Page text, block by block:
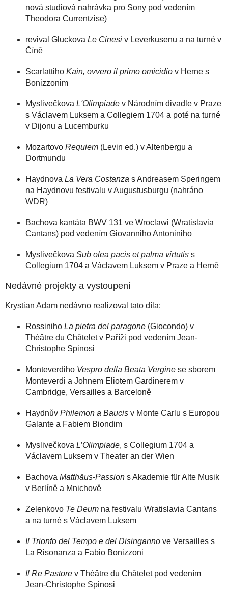
nová studiová nahrávka pro Sony pod vedením
Theodora Currentzise)
revival Gluckova Le Cinesi v Leverkusenu a na turné v
Číně
Scarlattiho Kain, ovvero il primo omicidio v Herne s
Bonizzonim
Myslivečkova L'Olimpiade v Národním divadle v Praze
s Václavem Luksem a Collegiem 1704 a poté na turné
v Dijonu a Lucemburku
Mozartovo Requiem (Levin ed.) v Altenbergu a
Dortmundu
Haydnova La Vera Costanza s Andreasem Speringem
na Haydnovu festivalu v Augustusburgu (nahráno
WDR)
Bachova kantáta BWV 131 ve Wroclawi (Wratislavia
Cantans) pod vedením Giovanniho Antoniniho
Myslivečkova Sub olea pacis et palma virtutis s
Collegium 1704 a Václavem Luksem v Praze a Herně
Nedávné projekty a vystoupení
Krystian Adam nedávno realizoval tato díla:
Rossiniho La pietra del paragone (Giocondo) v
Théâtre du Châtelet v Paříži pod vedením Jean-
Christophe Spinosi
Monteverdiho Vespro della Beata Vergine se sborem
Monteverdi a Johnem Eliotem Gardinerem v
Cambridge, Versailles a Barceloně
Haydnův Philemon a Baucis v Monte Carlu s Europou
Galante a Fabiem Biondim
Myslivečkova L’Olimpiade, s Collegium 1704 a
Václavem Luksem v Theater an der Wien
Bachova Matthäus-Passion s Akademie für Alte Musik
v Berlíně a Mnichově
Zelenkovo Te Deum na festivalu Wratislavia Cantans
a na turné s Václavem Luksem
Il Trionfo del Tempo e del Disinganno ve Versailles s
La Risonanza a Fabio Bonizzoni
Il Re Pastore v Théâtre du Châtelet pod vedením
Jean-Christophe Spinosi